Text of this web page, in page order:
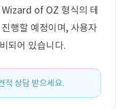
of OZ 형식의 테
행할 예정이며, 사용자
되어 있습니다.
적 상담 받으세요.